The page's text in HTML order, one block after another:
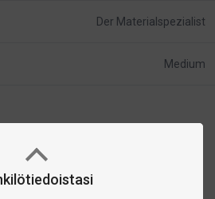
Der Materialspezialist
Medium